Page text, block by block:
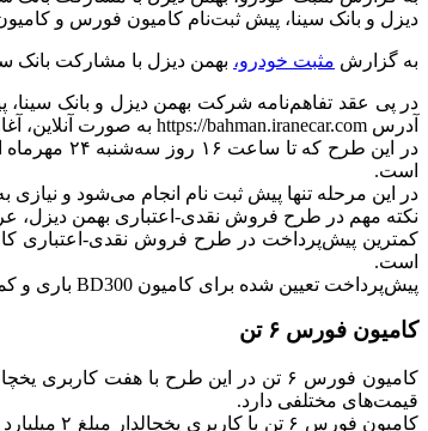
دیزل و بانک سینا، پیش‌ ثبت‌نام کامیون فورس و کامیون امپاور باری
به گزارش مثبت خودرو، بهمن دیزل با مشارکت بانک سینا، فروش
آدرس https://bahman.iranecar.com به صورت آنلاین، آغاز می‌شود.
است.
در این مرحله تنها پیش ثبت نام انجام می‌شود و
نکته مهم در طرح فروش نقدی-اعتباری بهمن دیزل، عرضه محصولات با
است.
پیش‌پرداخت تعیین شده برای کامیون BD300 باری و کمپرسی نیز یک میلیارد و ۲۰۰ تا یک میلیارد و ۳۵۰ میلیون تومان اعلام شده است.
کامیون فورس ۶ تن
کامیون فورس ۶ تن در این طرح با
قیمت‌های مختلفی دارد.